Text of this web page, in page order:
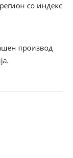
со индекс
производ